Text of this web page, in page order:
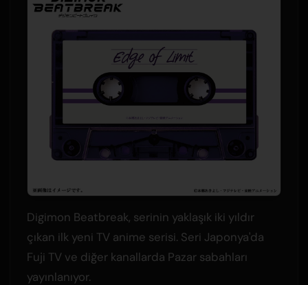
Digimon Beatbreak, serinin yaklaşık iki yıldır
çıkan ilk yeni TV anime serisi. Seri Japonya'da
Fuji TV ve diğer kanallarda Pazar sabahları
yayınlanıyor.